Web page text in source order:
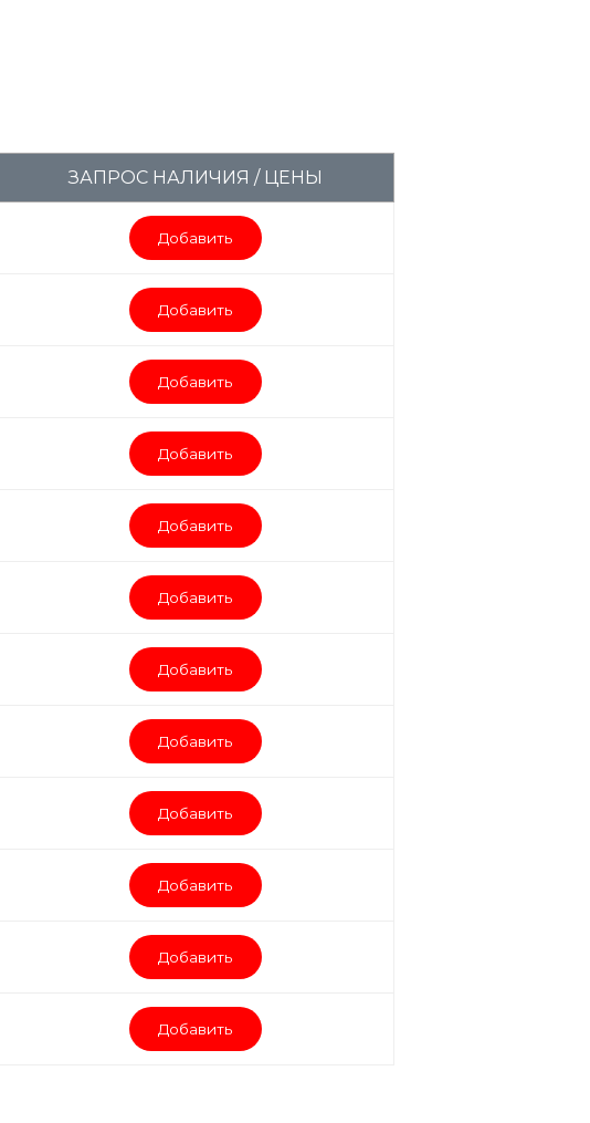
ЗАПРОС НАЛИЧИЯ / ЦЕНЫ
Добавить
Добавить
Добавить
Добавить
Добавить
Добавить
Добавить
Добавить
Добавить
Добавить
Добавить
Добавить